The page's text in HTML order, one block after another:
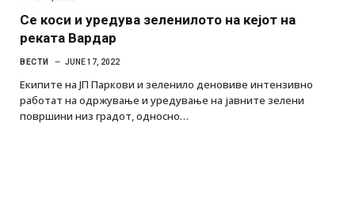
Се коси и уредува зеленилото на кејот на
реката Вардар
ВЕСТИ JUNE 17, 2022
Екипите на ЈП Паркови и зеленило деновиве интензивно
работат на одржување и уредување на јавните зелени
површини низ градот, односно…